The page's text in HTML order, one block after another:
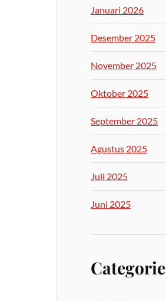
Januari 2026
Desember 2025
November 2025
Oktober 2025
September 2025
Agustus 2025
Juli 2025
Juni 2025